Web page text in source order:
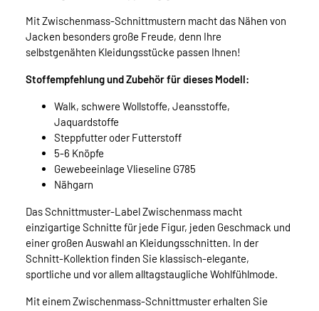
Mit Zwischenmass-Schnittmustern macht das Nähen von
Jacken besonders große Freude, denn Ihre
selbstgenähten Kleidungsstücke passen Ihnen!
Stoffempfehlung und Zubehör für dieses Modell:
Walk, schwere Wollstoffe, Jeansstoffe,
Jaquardstoffe
Steppfutter oder Futterstoff
5-6 Knöpfe
Gewebeeinlage Vlieseline G785
Nähgarn
Das Schnittmuster-Label Zwischenmass macht
einzigartige Schnitte für jede Figur, jeden Geschmack und
einer großen Auswahl an Kleidungsschnitten. In der
Schnitt-Kollektion finden Sie klassisch-elegante,
sportliche und vor allem alltagstaugliche Wohlfühlmode.
Mit einem Zwischenmass-Schnittmuster erhalten Sie